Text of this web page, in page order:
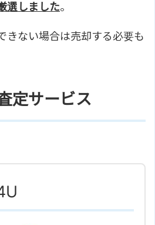
選しました。
きない場合は売却する必要も
定サービス